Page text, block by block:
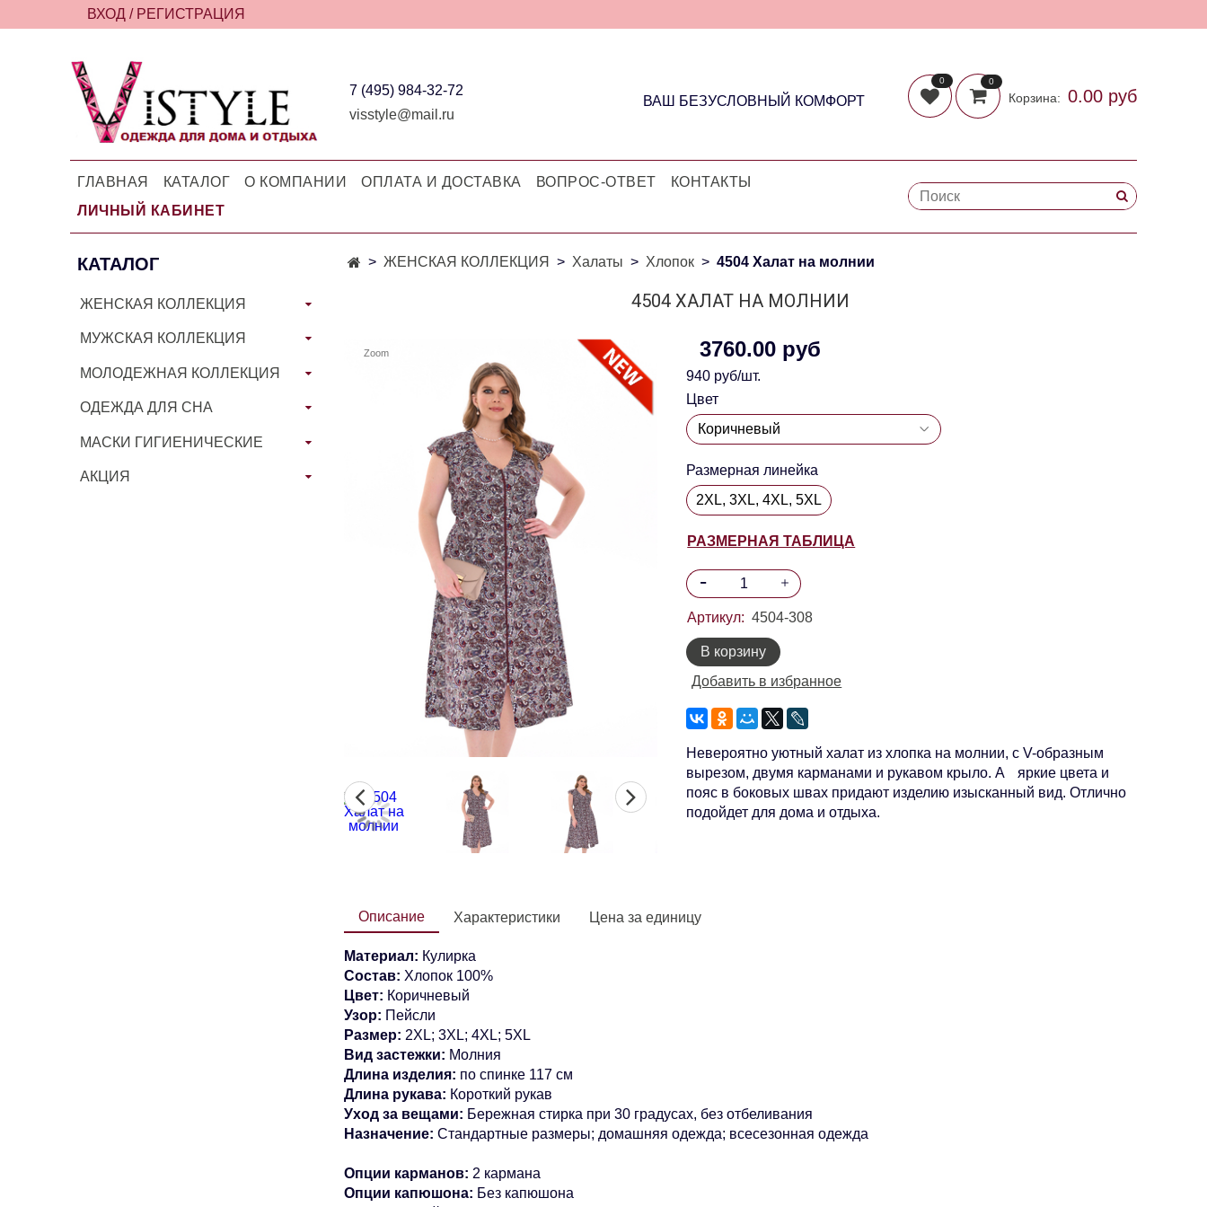
ВХОД / РЕГИСТРАЦИЯ
7 (495) 984-32-72
visstyle@mail.ru
ВАШ БЕЗУСЛОВНЫЙ КОМФОРТ
0 0
Корзина: 0.00 руб
ГЛАВНАЯ КАТАЛОГ О КОМПАНИИ ОПЛАТА И ДОСТАВКА ВОПРОС-ОТВЕТ
КОНТАКТЫ
ЛИЧНЫЙ КАБИНЕТ
ЖЕНСКАЯ КОЛЛЕКЦИЯ Халаты Хлопок 4504 Халат на молнии
4504 ХАЛАТ НА МОЛНИИ
Zoom 3760.00 руб
940 руб/шт.
Цвет
Размерная линейка
2XL, 3XL, 4XL, 5XL
РАЗМЕРНАЯ ТАБЛИЦА
Артикул: 4504-308
В корзину
Добавить в избранное
Невероятно уютный халат из хлопка на молнии, с V-образным
вырезом, двумя карманами и рукавом крыло. А яркие цвета и
пояс в боковых швах придают изделию изысканный вид. Отлично
подойдет для дома и отдыха.
Описание
Материал: Кулирка
Состав: Хлопок 100%
Цвет: Коричневый
Узор: Пейсли
Размер: 2XL; 3XL; 4XL; 5XL
Вид застежки: Молния
Длина изделия: по спинке 117 см
Длина рукава: Короткий рукав
Уход за вещами: Бережная стирка при 30 градусах, без отбеливания
Назначение: Стандартные размеры; домашняя одежда; всесезонная одежда
Опции карманов: 2 кармана
Опции капюшона: Без капюшона
Характеристики Цена за единицу
КАТАЛОГ
ЖЕНСКАЯ КОЛЛЕКЦИЯ
МУЖСКАЯ КОЛЛЕКЦИЯ
МОЛОДЕЖНАЯ КОЛЛЕКЦИЯ
ОДЕЖДА ДЛЯ СНА
МАСКИ ГИГИЕНИЧЕСКИЕ
АКЦИЯ